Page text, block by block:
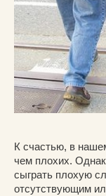
К счастью, в
чем плохих.
сыграть плохую
отсутствующим